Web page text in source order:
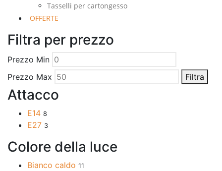
Tasselli per cartongesso
OFFERTE
Filtra per prezzo
Prezzo Min
Prezzo Max
Filtra
Attacco
E14 8
E27 3
Colore della luce
Bianco caldo 11